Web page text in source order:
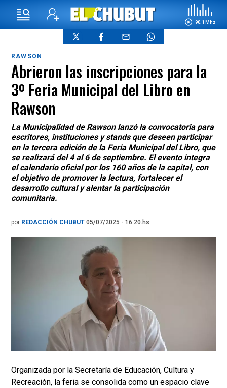
90.1 Mhz
RAWSON
Abrieron las inscripciones para la
3º Feria Municipal del Libro en
Rawson
La Municipalidad de Rawson lanzó la convocatoria para
escritores, instituciones y stands que deseen participar
en la tercera edición de la Feria Municipal del Libro, que
se realizará del 4 al 6 de septiembre. El evento integra
el calendario oficial por los 160 años de la capital, con
el objetivo de promover la lectura, fortalecer el
desarrollo cultural y alentar la participación
comunitaria.
por REDACCIÓN CHUBUT 05/07/2025 - 16.20.hs
Organizada por la Secretaría de Educación, Cultura y
Recreación, la feria se consolida como un espacio clave